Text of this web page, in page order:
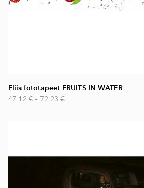
Fliis fototapeet FRUITS IN WATER
47,12 € – 72,23 €